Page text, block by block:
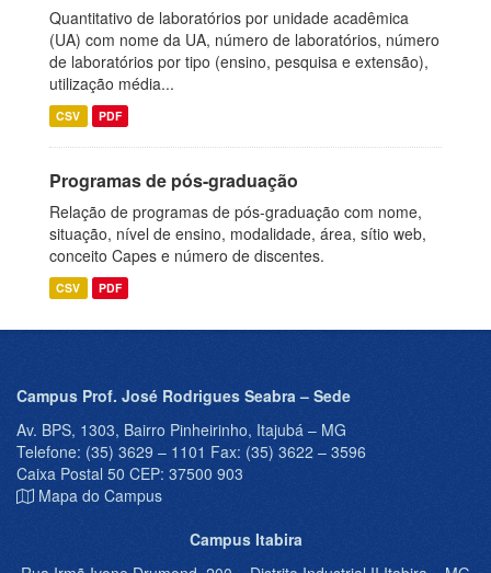
Quantitativo de laboratórios por unidade acadêmica
(UA) com nome da UA, número de laboratórios, número
de laboratórios por tipo (ensino, pesquisa e extensão),
utilização média...
CSV PDF
Programas de pós-graduação
Relação de programas de pós-graduação com nome,
situação, nível de ensino, modalidade, área, sítio web,
conceito Capes e número de discentes.
CSV PDF
Campus Prof. José Rodrigues Seabra – Sede
Av. BPS, 1303, Bairro Pinheirinho, Itajubá – MG
Telefone: (35) 3629 – 1101 Fax: (35) 3622 – 3596
Caixa Postal 50 CEP: 37500 903
Mapa do Campus
Campus Itabira